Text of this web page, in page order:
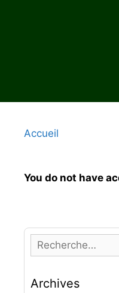
Accueil
You do not have
e
h
Archives